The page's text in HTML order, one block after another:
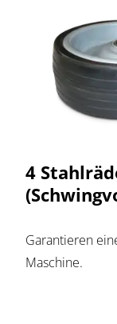
4
Garantieren
Maschine.